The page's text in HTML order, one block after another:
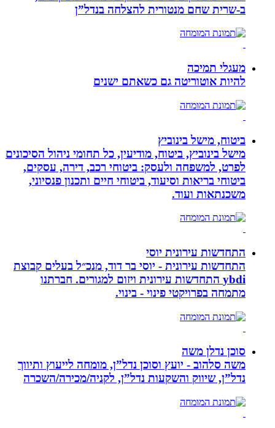
ב-‏שרית שחם מנטורית להצלחה בנדל”ן‏
מעגלי תמיכה
להיות אוטוריטה גם כשאתם ישנים
ביטוח, מישל בינוביץ
מישל בינוביץ, ביטוח, מודיעין, כל תחומי ניהול הסיכונים
לפרט, למשפחה ולעסק: ביטוחי רכב, דירה, עסקים,
ביטוחי בריאות וסיעוד, ביטוחי חיים ותכנון פנסיוני,
משכנתאות ועוד.
התחדשות עירונית יוסי
התחדשות עירונית - יוסי בר דוד, מנכ״ל בעלים קבוצת
ybdi התחדשות עירונית ויזום למגורים. חברתנו
מתמחה בפרויקטי פינוי - בינוי.
סוכן נדלן משה
משה סלהוב - יועץ וסוכן נדל”ן, מומחה לייעוץ ותיווך
נדל”ן, שיווק והשקעות נדל”ן, לקניה/מכירה/השכרה